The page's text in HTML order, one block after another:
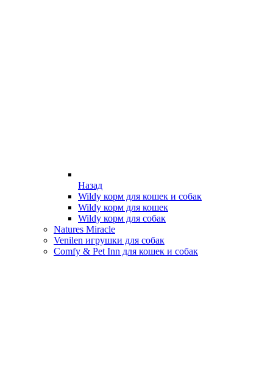
Назад
Wildy корм для кошек и собак
Wildy корм для кошек
Wildy корм для собак
Natures Miracle
Venilen игрушки для собак
Comfy & Pet Inn для кошек и собак